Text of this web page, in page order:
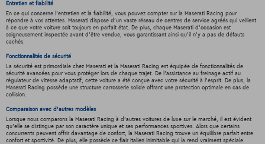
Entretien et fiabilité
En ce qui concerne l'entretien et la fiabilité, vous pouvez compter sur la Maserati Racing pour
répondre à vos attentes. Maserati dispose d'un vaste réseau de centres de service agréés qui veillent
à ce que votre voiture soit toujours en parfait état. De plus, chaque Maserati d'occasion est
soigneusement inspectée avant d'être vendue, vous garantissant ainsi qu'il n'y a pas de défauts
cachés.
Fonctionnalités de sécurité
La sécurité est primordiale chez Maserati et la Maserati Racing est équipée de fonctionnalités de
sécurité avancées pour vous protéger lors de chaque trajet. De l'assistance au freinage actif au
régulateur de vitesse adaptatif, cette voiture a été conçue avec votre sécurité à l'esprit. De plus, la
Maserati Racing possède une structure carrosserie solide offrant une protection optimale en cas de
collision.
Comparaison avec d'autres modèles
Lorsque nous comparons la Maserati Racing à d'autres voitures de luxe sur le marché, il est évident
qu'elle se distingue par son caractère unique et ses performances sportives. Alors que certains
concurrents peuvent offrir davantage de confort, la Maserati Racing trouve un équilibre parfait entre
confort et sportivité. De plus, elle possède ce flair italien inimitable qui la rend vraiment spéciale.